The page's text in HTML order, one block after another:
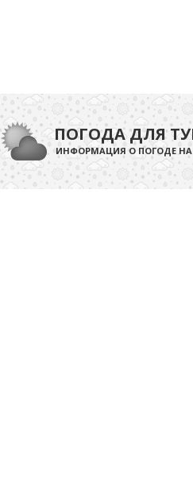
ПОГОДА ДЛЯ
ИНФОРМАЦИЯ О ПОГОДЕ